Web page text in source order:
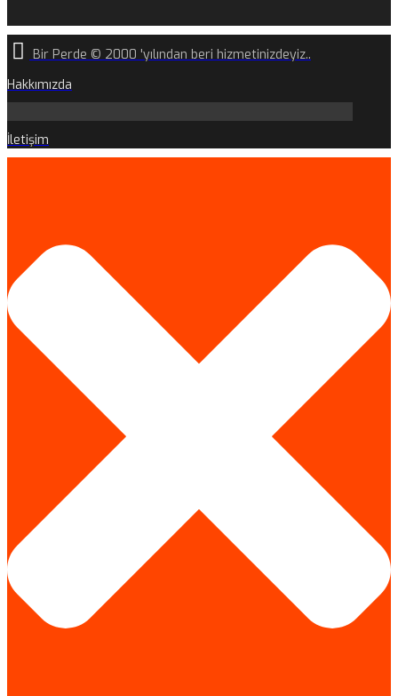
Bir Perde © 2000 'yılından beri hizmetinizdeyiz..
Hakkımızda
İletişim